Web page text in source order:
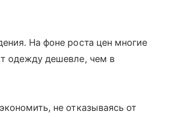
На фоне роста цен многие
одежду дешевле, чем в
не отказываясь от